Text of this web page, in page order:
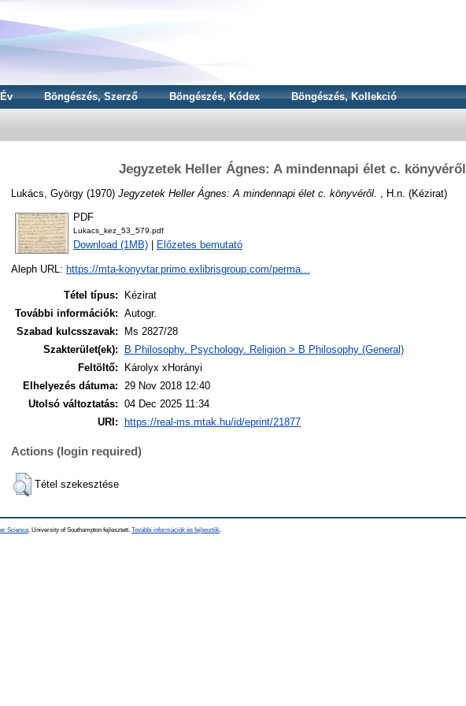
Böngészés, Szerző Böngészés, Kódex Böngészés, Kollekció
Jegyzetek Heller Ágnes: A mindennapi élet c. könyvéről
Lukács, György (1970) Jegyzetek Heller Ágnes: A mindennapi élet c. könyvéről. , H.n. (Kézirat)
PDF
Lukacs_kez_53_579.pdf
Download (1MB) Előzetes bemutató
Aleph URL: https://mta-konyvtar.primo.exlibrisgroup.com/perma...
Tétel típus:
Kézirat
További információk: Autogr.
Szabad kulcsszavak:
Ms 2827/28
Szakterület(ek):
B Philosophy. Psychology. Religion > B Philosophy (General)
Feltöltő:
Károlyx xHorányi
Elhelyezés dátuma: 29 Nov 2018 12:40
Utolsó változtatás: 04 Dec 2025 11:34
URI:
https://real-ms.mtak.hu/id/eprint/21877
Actions (login required)
Tétel szekesztése
Science , University of Southampton fejlesztett. További információk és fejlesztők